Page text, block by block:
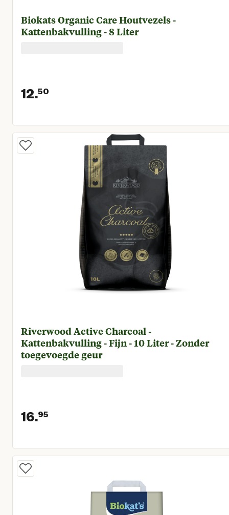
Biokats Organic Care Houtvezels -
Kattenbakvulling - 8 Liter
12.50
Huidige prijs € 12,50
Riverwood Active Charcoal -
Kattenbakvulling - Fijn - 10 Liter - Zonder
toegevoegde geur
16.95
Huidige prijs € 16,95